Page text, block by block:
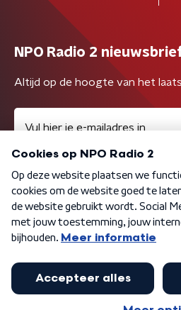
NPO Radio 2
Altijd op de hoogte van het
Algemene voorwaarden